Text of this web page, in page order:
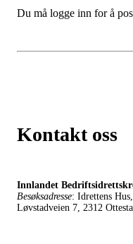
Du må logge inn for å
Kontakt oss
Innlandet
Besøksadresse: Idrettens Hus,
Løvstadveien 7, 2312